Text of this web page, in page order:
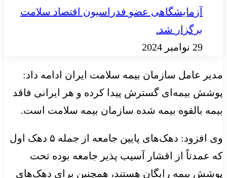
آزمایشگاهی عضو فدراسیون اقتصاد سلامت
برگزار شد.
29 نوامبر 2024
مدیر عامل سازمان بیمه سلامت ایران ادامه داد:
پوشش بیمه‌ای گسترش پیدا کرده و هر ایرانی فاقد
بیمه بالقوه بیمه شده سازمان بیمه سلامت است.
وی افزود: دهک‌های پایین جامعه از جمله ۵ دهک اول
که عمدتاً از اقشار آسیب پذیر جامعه بوده تحت
پوشش بیمه رایگان هستند، همچنین برای دهک‌های